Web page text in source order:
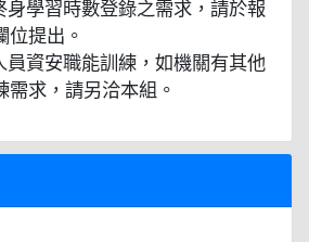
學習時數登錄之需求，請於報
位提出。
資安職能訓練，如機關有其他
求，請另洽本組。